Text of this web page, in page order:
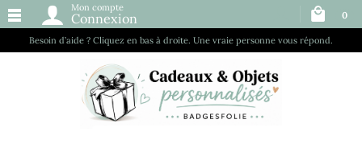
Besoin d’aide ? Cliquez en bas à droite. Une vraie personne vous répond.
Mon compte
Connexion 0